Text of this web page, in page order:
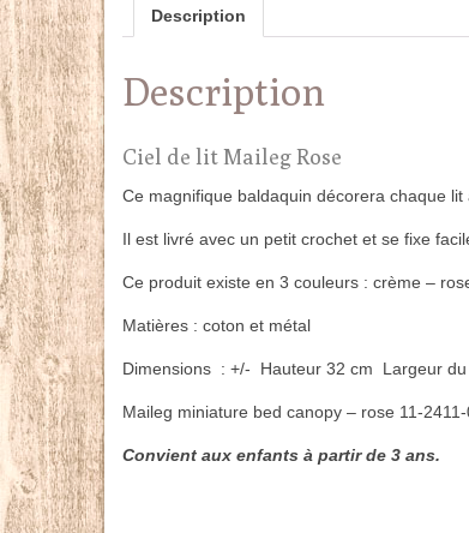
Description
Description
Ciel de lit Maileg Rose
Ce magnifique baldaquin décorera chaque
Il est livré avec un petit crochet et se fixe
Ce produit existe en 3 couleurs : crème –
Matières : coton et métal
Dimensions : +/- Hauteur 32 cm Largeur du
Maileg miniature bed canopy – rose 11-2411-
Convient aux enfants à partir de 3 ans.